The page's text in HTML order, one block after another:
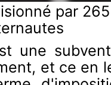
par 265
une
et ce en